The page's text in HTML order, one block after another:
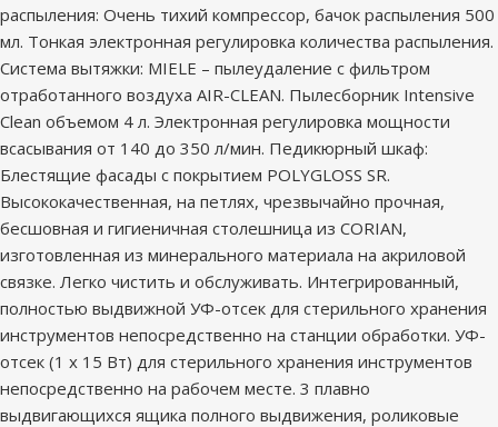
распыления: Очень тихий компрессор, бачок распыления 500
мл. Тонкая электронная регулировка количества распыления.
Система вытяжки: MIELE – пылеудаление с фильтром
отработанного воздуха AIR-CLEAN. Пылесборник Intensive
Clean объемом 4 л. Электронная регулировка мощности
всасывания от 140 до 350 л/мин. Педикюрный шкаф:
Блестящие фасады с покрытием POLYGLOSS SR.
Высококачественная, на петлях, чрезвычайно прочная,
бесшовная и гигиеничная столешница из CORIAN,
изготовленная из минерального материала на акриловой
связке. Легко чистить и обслуживать. Интегрированный,
полностью выдвижной УФ-отсек для стерильного хранения
инструментов непосредственно на станции обработки. УФ-
отсек (1 x 15 Вт) для стерильного хранения инструментов
непосредственно на рабочем месте. 3 плавно
выдвигающихся ящика полного выдвижения, роликовые